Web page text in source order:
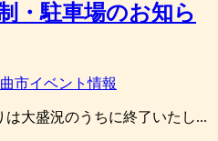
・駐車場のお知ら
市イベント情報
大盛況のうちに終了いたし...